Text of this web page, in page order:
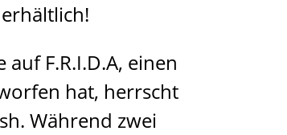
F.R.I.D.A, einen
hat, herrscht
Während zwei